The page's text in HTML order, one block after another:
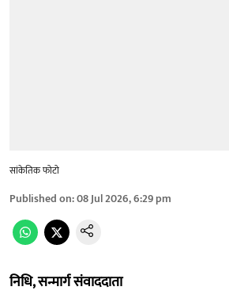
सांकेतिक फोटो
Published on:08 Jul 2026, 6:29 pm
निधि, सन्मार्ग संवाददाता